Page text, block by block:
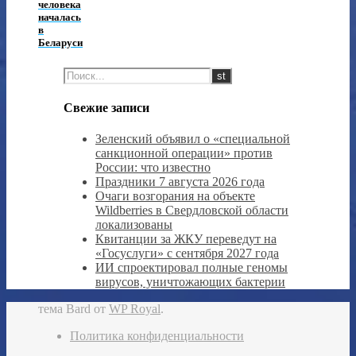
человека
началась
в
Беларуси
Свежие записи
Зеленский объявил о «специальной
санкционной операции» против
России: что известно
Праздники 7 августа 2026 года
Очаги возгорания на объекте
Wildberries в Свердловской области
локализованы
Квитанции за ЖКУ переведут на
«Госуслуги» с сентября 2027 года
ИИ спроектировал полные геномы
вирусов, уничтожающих бактерии
тема Bard от WP Royal.
Политика конфиденциальности